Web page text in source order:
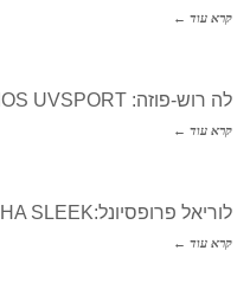
קרא עוד ←
לה רוש-פוזה: ANTHELIOS UVSPORT
קרא עוד ←
לוריאל פרופסיונל:KERATIN ALPHA SLEEK
קרא עוד ←